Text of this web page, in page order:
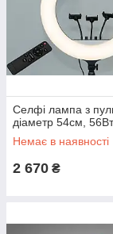
Селфі лампа з
діаметр 54см, 56Вт
Немає в наявності
2 670 ₴